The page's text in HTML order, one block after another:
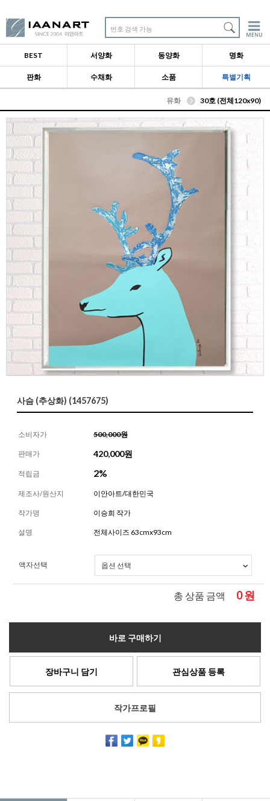
번호 검색 가능
BEST 서양화 동양화 명화
판화 수채화 소품 특별기획
유화 30호 (전체120x90)
사슴 (추상화) (1457675)
소비자가 500,000원
판매가 420,000원
적립금 2%
제조사/원산지 이안아트/대한민국
작가명 이승희 작가
설명 전체사이즈 63cmx93cm
액자선택
총 상품 금액 0원
바로 구매하기
장바구니 담기 관심상품 등록
작가프로필